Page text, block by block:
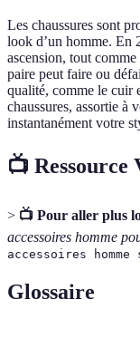
Les chaussures sont
look d’un homme. En
ascension, tout
paire peut faire ou
qualité, comme le cuir
chaussures, assortie à
instantanément votre
📺 Ressource
> 📺 Pour aller plus
accessoires homme
accessoires
Glossaire